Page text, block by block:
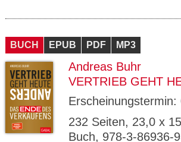
BUCH EPUB PDF MP3
Andreas Buhr
VERTRIEB GEHT
Erscheinungstermin:
232 Seiten, 23,0 x
Buch, 978-3-86936-